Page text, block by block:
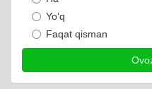
Yo‘q
Faqat qisman